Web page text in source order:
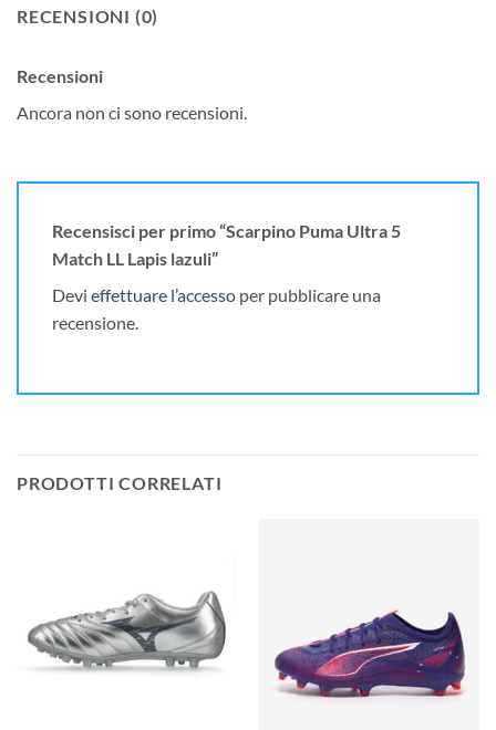
RECENSIONI (0)
Recensioni
Ancora non ci sono recensioni.
Recensisci per primo “Scarpino Puma Ultra 5
Match LL Lapis lazuli”
Devi effettuare l’accesso per pubblicare una
recensione.
PRODOTTI CORRELATI